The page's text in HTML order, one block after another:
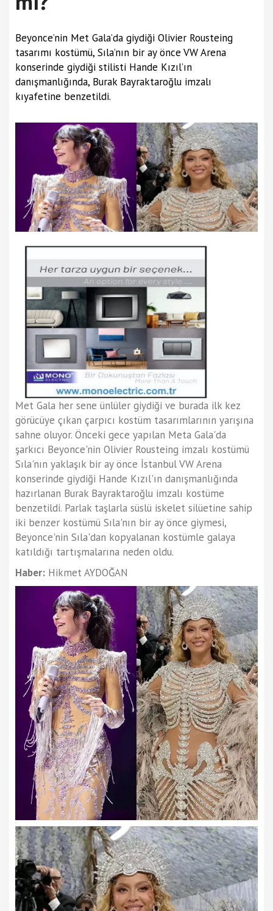
Beyonce’nin Met Gala’da giydiği Olivier Rousteing
tasarımı kostümü, Sıla’nın bir ay önce VW Arena
konserinde giydiği stilisti Hande Kızıl’ın
danışmanlığında, Burak Bayraktaroğlu imzalı
kıyafetine benzetildi.
Met Gala her sene ünlüler giydiği ve burada ilk kez
görücüye çıkan çarpıcı kostüm tasarımlarının yarışına
sahne oluyor. Önceki gece yapılan Meta Gala'da
şarkıcı Beyonce'nin Olivier Rousteing imzalı kostümü
Sıla'nın yaklaşık bir ay önce İstanbul VW Arena
konserinde giydiği Hande Kızıl'ın danışmanlığında
hazırlanan Burak Bayraktaroğlu imzalı kostüme
benzetildi. Parlak taşlarla süslü iskelet silüetine sahip
iki benzer kostümü Sıla'nın bir ay önce giymesi,
Beyonce'nin Sıla'dan kopyalanan kostümle galaya
katıldığı tartışmalarına neden oldu.
Haber: Hikmet AYDOĞAN